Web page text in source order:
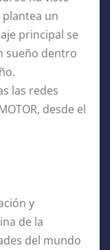
plantea un
principal se
sueño dentro
las redes
desde el
y
de la
del mundo